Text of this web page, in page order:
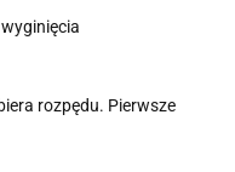
rozpędu. Pierwsze